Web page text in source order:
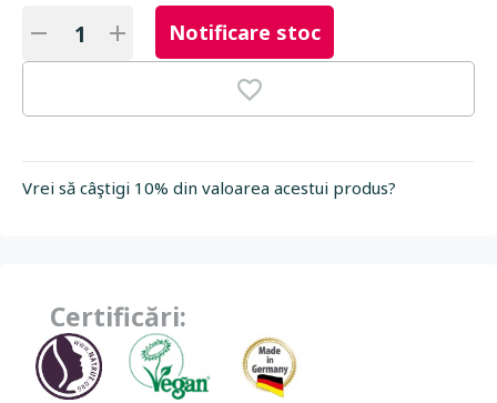
Notificare stoc
Vrei să câştigi 10% din valoarea acestui produs?
Certificări: